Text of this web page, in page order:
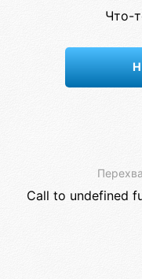
Что-
Call to undefined